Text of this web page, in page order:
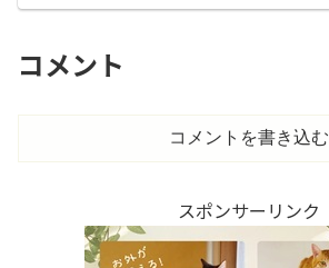
コメント
コメントを書き込む
スポンサーリンク